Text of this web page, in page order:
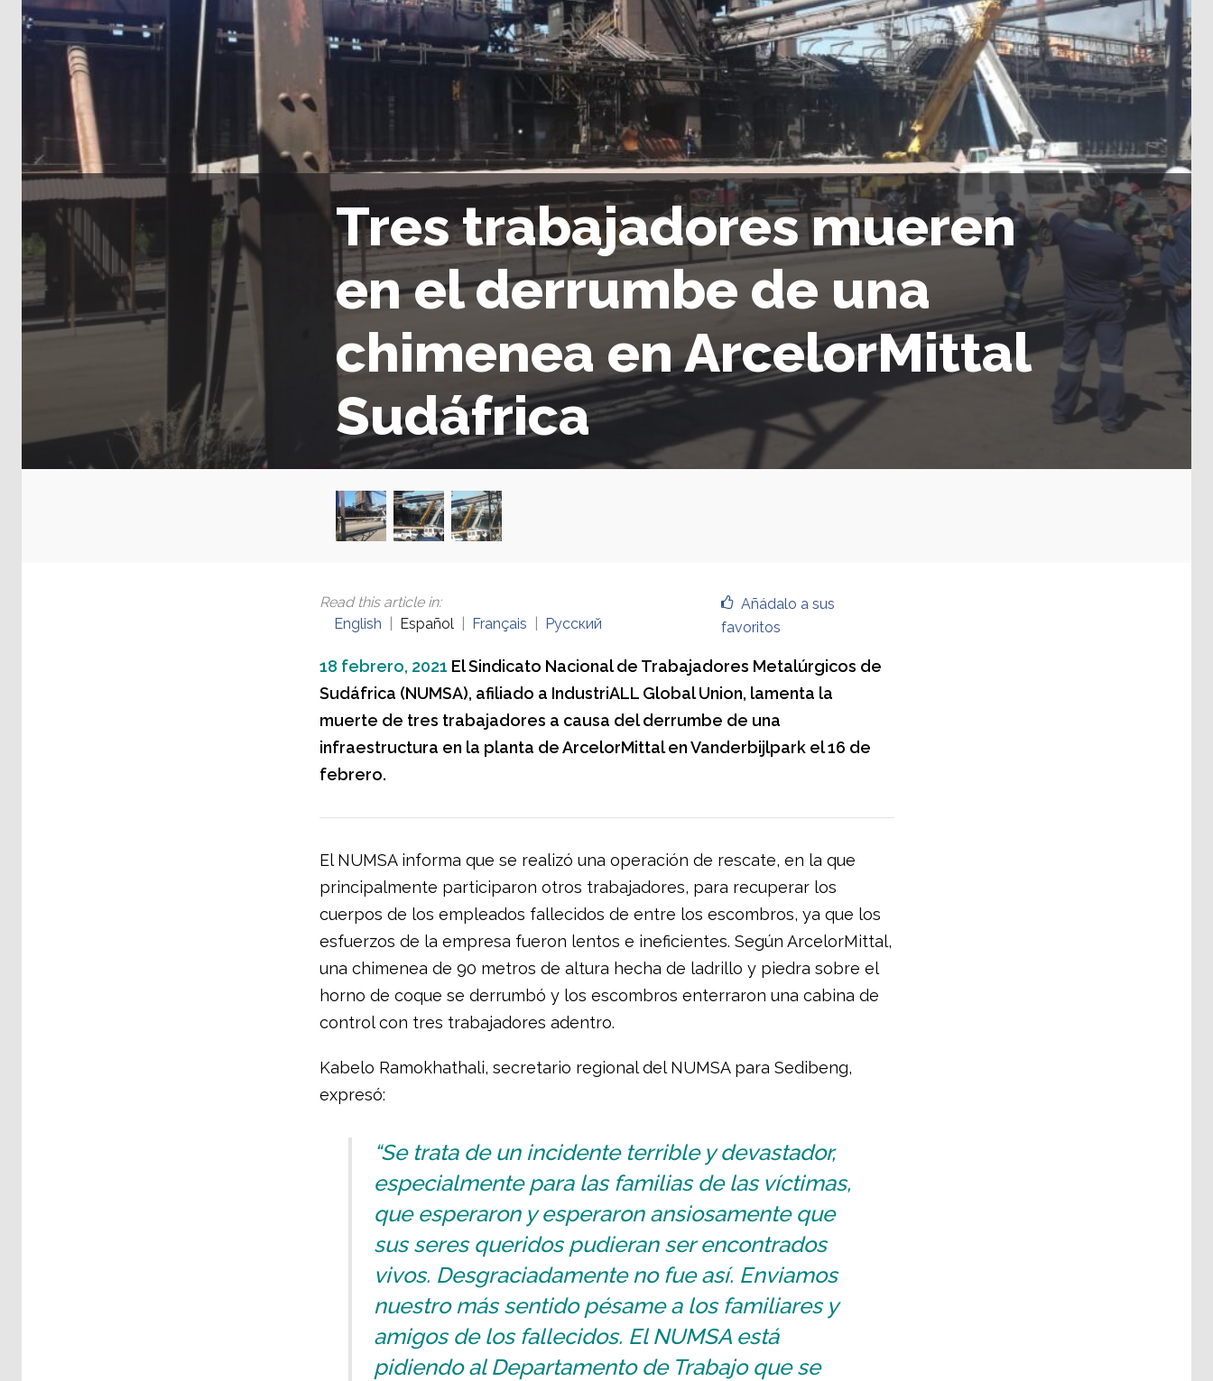
Tres trabajadores mueren
en el derrumbe de una
chimenea en ArcelorMittal
Sudáfrica
Añádalo a sus
favoritos
Read this article in:
English
Español Français Русский
18 febrero, 2021 El Sindicato Nacional de Trabajadores Metalúrgicos de
Sudáfrica (NUMSA), afiliado a IndustriALL Global Union, lamenta la
muerte de tres trabajadores a causa del derrumbe de una
infraestructura en la planta de ArcelorMittal en Vanderbijlpark el 16 de
febrero.
El NUMSA informa que se realizó una operación de rescate, en la que
principalmente participaron otros trabajadores, para recuperar los
cuerpos de los empleados fallecidos de entre los escombros, ya que los
esfuerzos de la empresa fueron lentos e ineficientes. Según ArcelorMittal,
una chimenea de 90 metros de altura hecha de ladrillo y piedra sobre el
horno de coque se derrumbó y los escombros enterraron una cabina de
control con tres trabajadores adentro.
Kabelo Ramokhathali, secretario regional del NUMSA para Sedibeng,
expresó:
“Se trata de un incidente terrible y devastador,
especialmente para las familias de las víctimas,
que esperaron y esperaron ansiosamente que
sus seres queridos pudieran ser encontrados
vivos. Desgraciadamente no fue así. Enviamos
nuestro más sentido pésame a los familiares y
amigos de los fallecidos. El NUMSA está
pidiendo al Departamento de Trabajo que se